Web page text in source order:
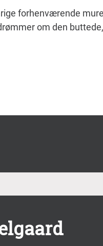
forhenværende
om den